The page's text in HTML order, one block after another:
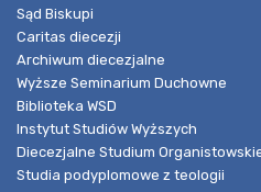
Sąd Biskupi
Caritas diecezji
Archiwum diecezjalne
Wyższe Seminarium Duchowne
Biblioteka WSD
Instytut Studiów Wyższych
Diecezjalne Studium
Studia podyplomowe z teologii